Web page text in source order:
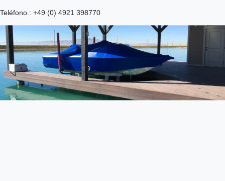
Teléfono.: +49 (0) 4921 398770